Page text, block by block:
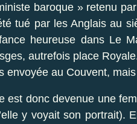
baroque » retenu
tué par les Anglais au
heureuse dans Le
autrefois place
envoyée au Couvent,
est donc devenue une
y voyait son portrait).